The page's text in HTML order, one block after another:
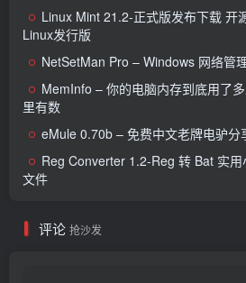
Linux Mint 21.2-正式版发布下载 开
Linux发行版
NetSetMan Pro – Windows 网络管
MemInfo – 你的电脑内存到底用了
里有数
eMule 0.70b – 免费中文老牌电驴分
Reg Converter 1.2-Reg 转 Bat 实
文件
评论 抢沙发